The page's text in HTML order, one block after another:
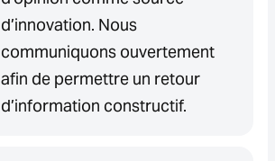
d’innovation. Nous
communiquons ouvertement
afin de permettre un retour
d’information constructif.